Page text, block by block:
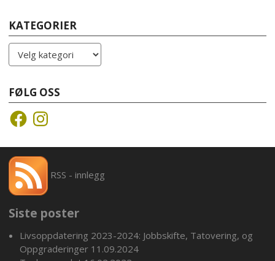
KATEGORIER
Kategorier
FØLG OSS
FacebookInstagram
RSS - innlegg
Siste poster
Livsoppdatering 2023-2024: Jobbskifte, Tatovering, og
Oppgraderinger 11.09.2024